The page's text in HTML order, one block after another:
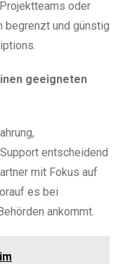
oder
begrenzt und günstig
geeigneten
entscheidend
mit Fokus auf
es bei
ankommt.